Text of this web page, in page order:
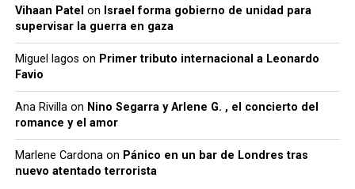
Vihaan Patel on Israel forma gobierno de unidad para
supervisar la guerra en gaza
Miguel lagos on Primer tributo internacional a Leonardo
Favio
Ana Rivillaon Nino Segarra y Arlene G. , el concierto del
romance y el amor
Marlene Cardonaon Pánico en un bar de Londres tras
nuevo atentado terrorista